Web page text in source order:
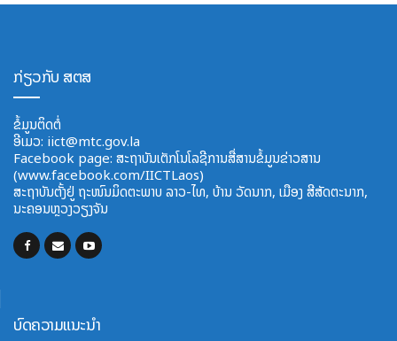
ກ່ຽວກັບ ສຕສ
ຂໍ້ມູນຕິດຕໍ່
ອີ​ເມວ: iict@mtc.gov.la
Facebook page: ສະຖາບັນເຕັກໂນໂລຊີການສື່ສານຂໍ້ມູນຂ່າວສານ
(www.facebook.com/IICTLaos)
ສະ​ຖາ​ບັນ​ຕັ້ງຢູ່ ຖະໜົນມິດຕະພາບ​ ລາວ​-ໄທ, ບ້ານ ວັດ​ນາກ, ​ເມືອງ ສີ​ສັດຕະ​ນາກ,
ນະຄອນຫຼວງວຽງຈັນ
ບົດຄວາມແນະນຳ